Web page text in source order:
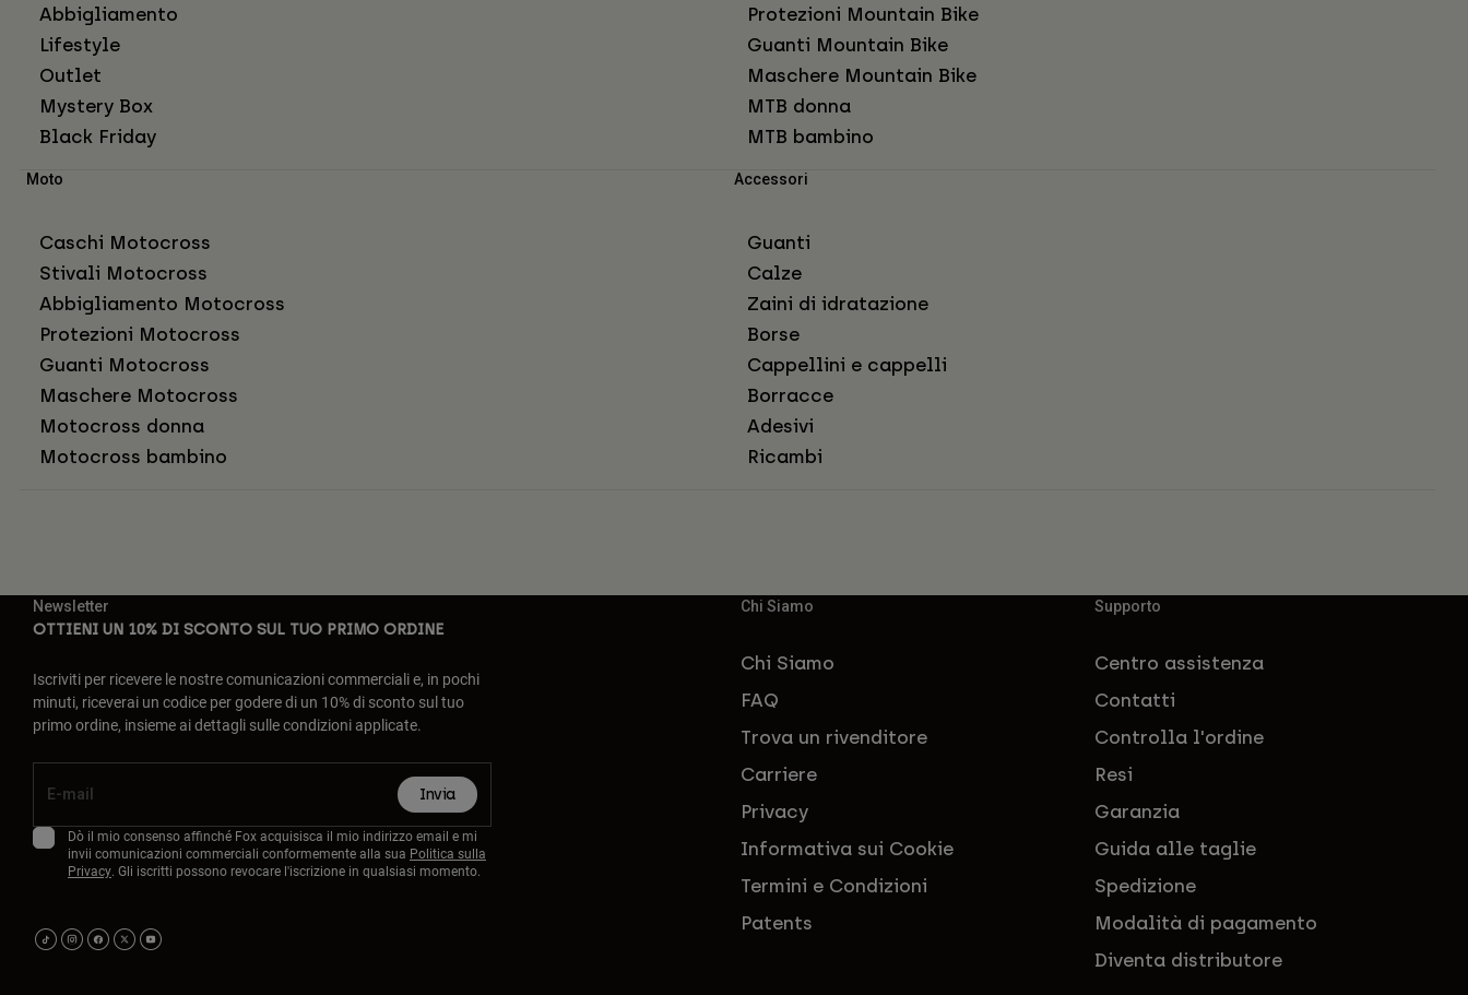
Abbigliamento
Lifestyle
Outlet
Mystery Box
Black Friday
Protezioni Mountain Bike
Guanti Mountain Bike
Maschere Mountain Bike
MTB donna
MTB bambino
Moto
Caschi Motocross
Stivali Motocross
Abbigliamento Motocross
Protezioni Motocross
Guanti Motocross
Maschere Motocross
Motocross donna
Motocross bambino
Accessori
Guanti
Calze
Zaini di idratazione
Borse
Cappellini e cappelli
Borracce
Adesivi
Ricambi
Newsletter
OTTIENI UN 10% DI SCONTO SUL TUO PRIMO ORDINE
Iscriviti per ricevere le nostre comunicazioni commerciali e, in pochi
minuti, riceverai un codice per godere di un 10% di sconto sul tuo
primo ordine, insieme ai dettagli sulle condizioni applicate.
Invia
Dò il mio consenso affinché Fox acquisisca il mio indirizzo email e mi
invii comunicazioni commerciali conformemente alla sua Politica sulla
Privacy. Gli iscritti possono revocare l'iscrizione in qualsiasi momento.
Chi Siamo
Chi Siamo
FAQ
Trova un rivenditore
Carriere
Privacy
Informativa sui Cookie
Termini e Condizioni
Patents
Supporto
Centro assistenza
Contatti
Controlla l'ordine
Resi
Garanzia
Guida alle taglie
Spedizione
Modalità di pagamento
Diventa distributore